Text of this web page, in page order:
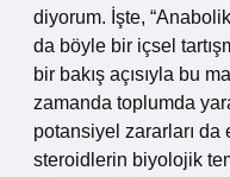
diyorum. İşte,
da böyle bir içsel
bir bakış açısıyla bu
zamanda toplumda
potansiyel zararları da
steroidlerin biyolojik